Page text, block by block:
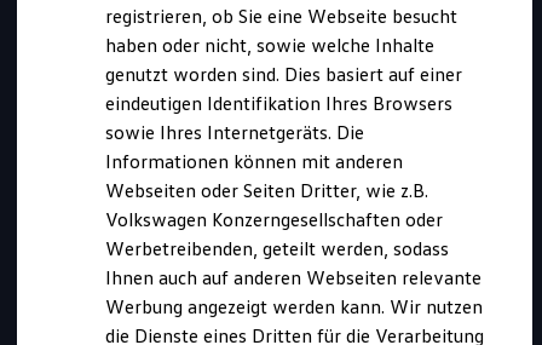
Kurz notiert
Diese Ausbildung bieten wir an in:
Wird derzeit nicht angeboten
Bewerbungszeitraum:
ggf. 01.07.2027 bis 30.04.2028
Beginn: ggf. September 2028
registrieren, ob Sie eine Webseite besucht
haben oder nicht, sowie welche Inhalte
genutzt worden sind. Dies basiert auf einer
eindeutigen Identifikation Ihres Browsers
sowie Ihres Internetgeräts. Die
Informationen können mit anderen
Webseiten oder Seiten Dritter, wie z.B.
Volkswagen Konzerngesellschaften oder
Werbetreibenden, geteilt werden, sodass
Ihnen auch auf anderen Webseiten relevante
Werbung angezeigt werden kann. Wir nutzen
die Dienste eines Dritten für die Verarbeitung